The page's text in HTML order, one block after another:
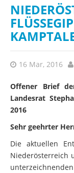
16 Mar, 2016
Offener Brief
Landesrat
2016
Sehr geehrter
Die aktuellen
Niederösterreich